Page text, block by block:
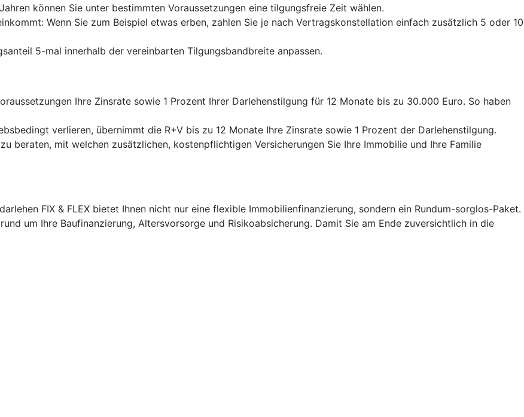
können Sie unter bestimmten Voraussetzungen eine tilgungsfreie Zeit wählen.
Wenn Sie zum Beispiel etwas erben, zahlen Sie je nach Vertragskonstellation einfach zusätzlich 5 oder 10
5-mal innerhalb der vereinbarten Tilgungsbandbreite anpassen.
Ihre Zinsrate sowie 1 Prozent Ihrer Darlehenstilgung für 12 Monate bis zu 30.000 Euro. So haben
verlieren, übernimmt die R+V bis zu 12 Monate Ihre Zinsrate sowie 1 Prozent der Darlehenstilgung.
beraten, mit welchen zusätzlichen, kostenpflichtigen Versicherungen Sie Ihre Immobilie und Ihre Familie
FIX & FLEX bietet Ihnen nicht nur eine flexible Immobilienfinanzierung, sondern ein Rundum-sorglos-Paket.
um Ihre Baufinanzierung, Altersvorsorge und Risikoabsicherung. Damit Sie am Ende zuversichtlich in die